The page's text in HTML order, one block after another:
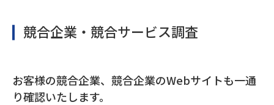
競合企業・競合サービス調査
お客様の競合企業、競合企業のWebサイトも一通
り確認いたします。